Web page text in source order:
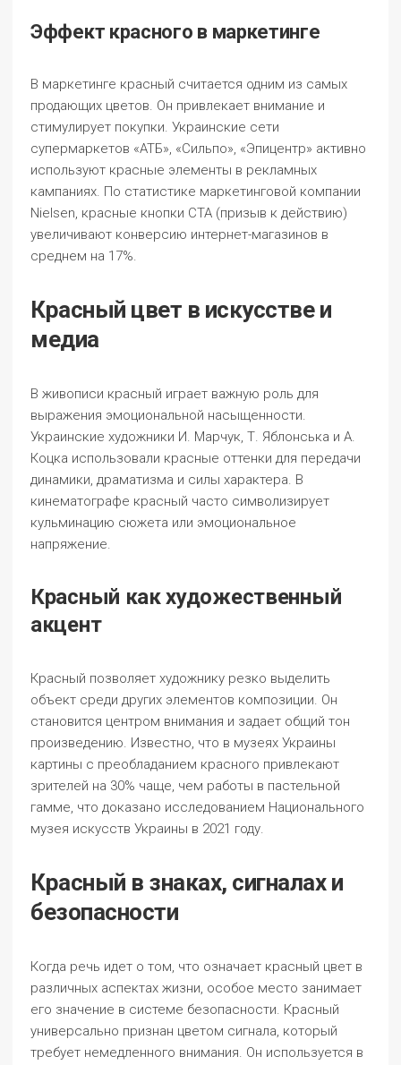
Эффект красного в маркетинге
В маркетинге красный считается одним из самых
продающих цветов. Он привлекает внимание и
стимулирует покупки. Украинские сети
супермаркетов «АТБ», «Сильпо», «Эпицентр» активно
используют красные элементы в рекламных
кампаниях. По статистике маркетинговой компании
Nielsen, красные кнопки CTA (призыв к действию)
увеличивают конверсию интернет-магазинов в
среднем на 17%.
Красный цвет в искусстве и
медиа
В живописи красный играет важную роль для
выражения эмоциональной насыщенности.
Украинские художники И. Марчук, Т. Яблонська и А.
Коцка использовали красные оттенки для передачи
динамики, драматизма и силы характера. В
кинематографе красный часто символизирует
кульминацию сюжета или эмоциональное
напряжение.
Красный как художественный
акцент
Красный позволяет художнику резко выделить
объект среди других элементов композиции. Он
становится центром внимания и задает общий тон
произведению. Известно, что в музеях Украины
картины с преобладанием красного привлекают
зрителей на 30% чаще, чем работы в пастельной
гамме, что доказано исследованием Национального
музея искусств Украины в 2021 году.
Красный в знаках, сигналах и
безопасности
Когда речь идет о том, что означает красный цвет в
различных аспектах жизни, особое место занимает
его значение в системе безопасности. Красный
универсально признан цветом сигнала, который
требует немедленного внимания. Он используется в